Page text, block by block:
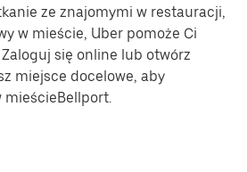
ze znajomymi w restauracji,
w mieście, Uber pomoże Ci
się online lub otwórz
miejsce docelowe, aby
mieścieBellport.